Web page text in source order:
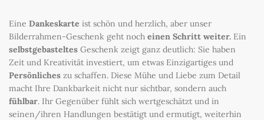
Eine Dankeskarte ist schön und herzlich, aber unser
Bilderrahmen-Geschenk geht noch einen Schritt weiter. Ein
selbstgebasteltes Geschenk zeigt ganz deutlich: Sie haben
Zeit und Kreativität investiert, um etwas Einzigartiges und
Persönliches zu schaffen. Diese Mühe und Liebe zum Detail
macht Ihre Dankbarkeit nicht nur sichtbar, sondern auch
fühlbar. Ihr Gegenüber fühlt sich wertgeschätzt und in
seinen/ihren Handlungen bestätigt und ermutigt, weiterhin